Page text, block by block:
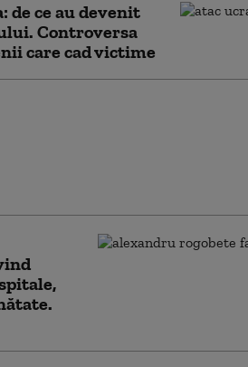
de ce au devenit
Controversa
care cad victime